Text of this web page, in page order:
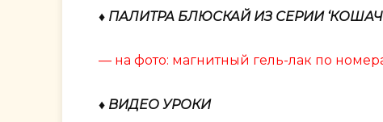
♦ ПАЛИТРА БЛЮСКАЙ ИЗ СЕРИИ
— на фото: магнитный гель-лак по
♦ ВИДЕО УРОКИ